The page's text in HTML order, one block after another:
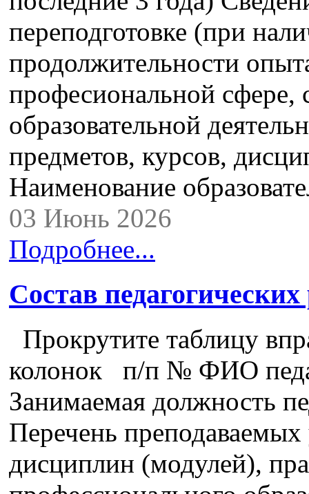
переподготовке (при
продолжительности
професиональной сфере,
образовательной
предметов, курсов,
Наименование
03 Июнь 2026
Подробнее...
Состав
Прокрутите таблицу
колонок п/п № ФИО
Занимаемая должность
Перечень
дисциплин (модулей),